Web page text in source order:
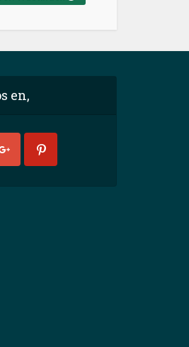
la experiencia
en,